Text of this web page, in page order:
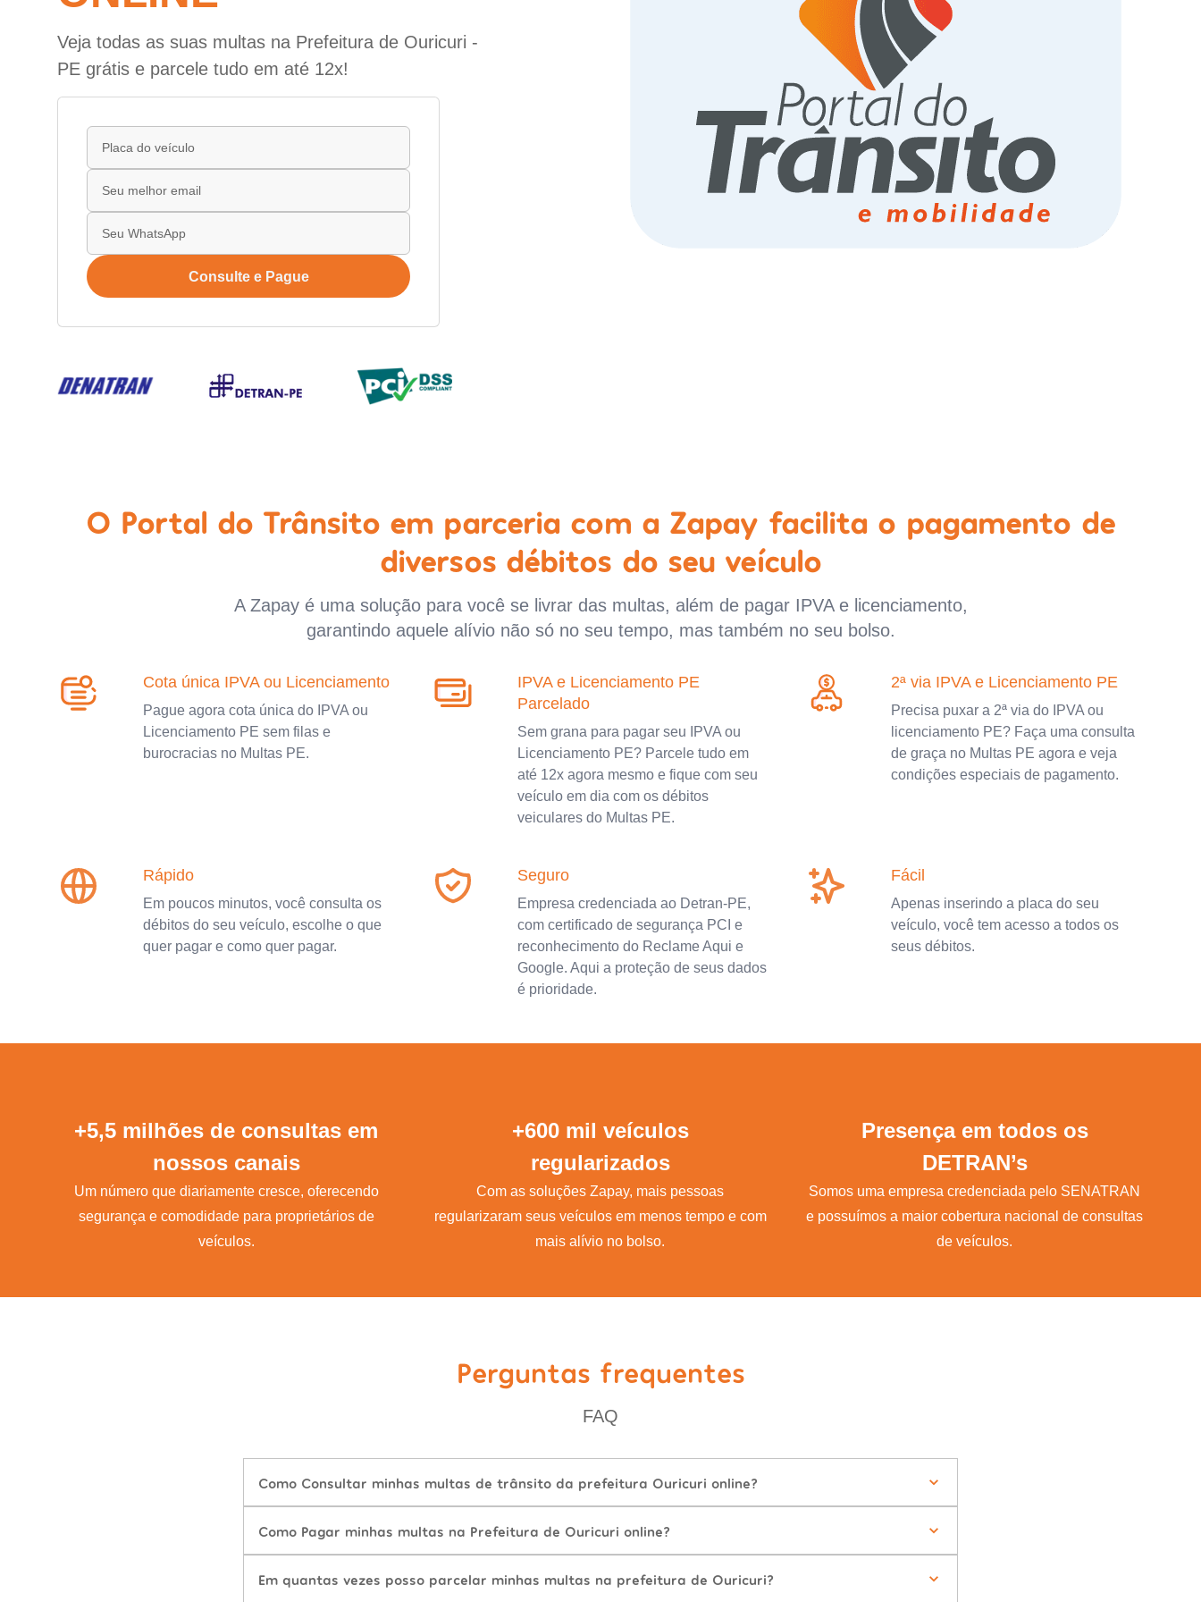
Veja todas as suas multas na Prefeitura de Ouricuri -
PE grátis e parcele tudo em até 12x!
Consulte e Pague
O Portal do Trânsito em parceria com a Zapay facilita o pagamento de
diversos débitos do seu veículo
A Zapay é uma solução para você se livrar das multas, além de pagar IPVA e licenciamento,
garantindo aquele alívio não só no seu tempo, mas também no seu bolso.
Cota única IPVA ou Licenciamento
Pague agora cota única do IPVA ou
Licenciamento PE sem filas e
burocracias no Multas PE.
IPVA e Licenciamento PE
Parcelado
Sem grana para pagar seu IPVA ou
Licenciamento PE? Parcele tudo em
até 12x agora mesmo e fique com seu
veículo em dia com os débitos
veiculares do Multas PE.
2ª via IPVA e Licenciamento PE
Precisa puxar a 2ª via do IPVA ou
licenciamento PE? Faça uma consulta
de graça no Multas PE agora e veja
condições especiais de pagamento.
Rápido
Em poucos minutos, você consulta os
débitos do seu veículo, escolhe o que
quer pagar e como quer pagar.
Seguro
Empresa credenciada ao Detran-PE,
com certificado de segurança PCI e
reconhecimento do Reclame Aqui e
Google. Aqui a proteção de seus dados
é prioridade.
Fácil
Apenas inserindo a placa do seu
veículo, você tem acesso a todos os
seus débitos.
+5,5 milhões de consultas em
nossos canais
Um número que diariamente cresce, oferecendo
segurança e comodidade para proprietários de
veículos.
+600 mil veículos
regularizados
Com as soluções Zapay, mais pessoas
regularizaram seus veículos em menos tempo e com
mais alívio no bolso.
Presença em todos os
DETRAN’s
Somos uma empresa credenciada pelo SENATRAN
e possuímos a maior cobertura nacional de consultas
de veículos.
Perguntas frequentes
FAQ
Como Consultar minhas multas de trânsito da prefeitura Ouricuri online?
Como Pagar minhas multas na Prefeitura de Ouricuri online?
Em quantas vezes posso parcelar minhas multas na prefeitura de Ouricuri?